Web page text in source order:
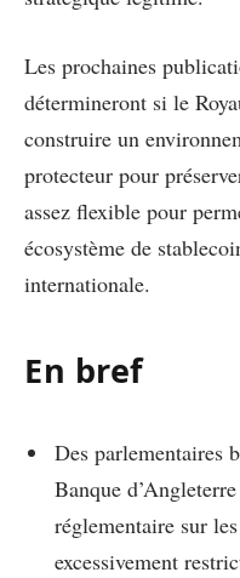
Les prochaines
détermineront si le
construire un
protecteur pour
assez flexible pour
écosystème de
internationale.
En bref
Des parlementaires
Banque
réglementaire sur
excessivement